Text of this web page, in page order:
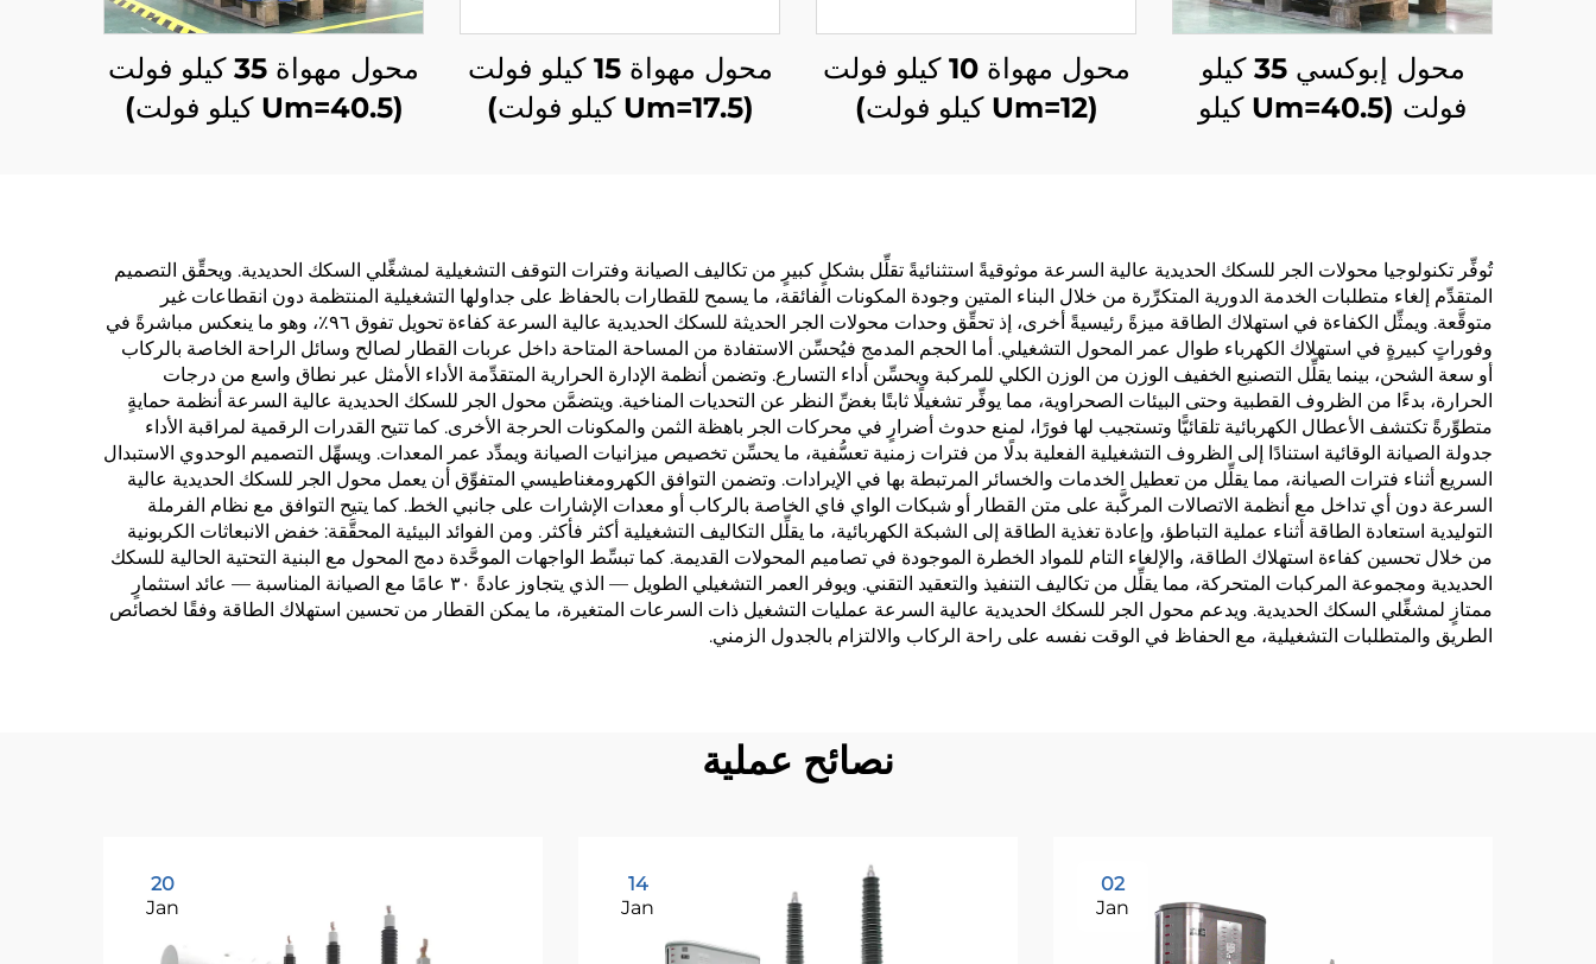
محول إبوكسي 35 كيلو
فولت (Um=40.5 كيلو
محول مهواة 10 كيلو فولت
(Um=12 كيلو فولت)
محول مهواة 15 كيلو فولت
(Um=17.5 كيلو فولت)
محول مهواة 35 كيلو فولت
(Um=40.5 كيلو فولت)
تُوفِّر تكنولوجيا محولات الجر للسكك الحديدية عالية السرعة موثوقيةً استثنائيةً تقلِّل بشكلٍ كبيرٍ من تكاليف الصيانة وفترات التوقف التشغيلية لمشغِّلي السكك الحديدية. ويحقِّق التصميم
المتقدِّم إلغاء متطلبات الخدمة الدورية المتكرِّرة من خلال البناء المتين وجودة المكونات الفائقة، ما يسمح للقطارات بالحفاظ على جداولها التشغيلية المنتظمة دون انقطاعات غير
متوقَّعة. ويمثِّل الكفاءة في استهلاك الطاقة ميزةً رئيسيةً أخرى، إذ تحقِّق وحدات محولات الجر الحديثة للسكك الحديدية عالية السرعة كفاءة تحويل تفوق ٩٦٪، وهو ما ينعكس مباشرةً في
وفوراتٍ كبيرةٍ في استهلاك الكهرباء طوال عمر المحول التشغيلي. أما الحجم المدمج فيُحسِّن الاستفادة من المساحة المتاحة داخل عربات القطار لصالح وسائل الراحة الخاصة بالركاب
أو سعة الشحن، بينما يقلِّل التصنيع الخفيف الوزن من الوزن الكلي للمركبة ويحسِّن أداء التسارع. وتضمن أنظمة الإدارة الحرارية المتقدِّمة الأداء الأمثل عبر نطاق واسع من درجات
الحرارة، بدءًا من الظروف القطبية وحتى البيئات الصحراوية، مما يوفِّر تشغيلًا ثابتًا بغضِّ النظر عن التحديات المناخية. ويتضمَّن محول الجر للسكك الحديدية عالية السرعة أنظمة حمايةٍ
متطوِّرةً تكتشف الأعطال الكهربائية تلقائيًّا وتستجيب لها فورًا، لمنع حدوث أضرارٍ في محركات الجر باهظة الثمن والمكونات الحرجة الأخرى. كما تتيح القدرات الرقمية لمراقبة الأداء
جدولة الصيانة الوقائية استنادًا إلى الظروف التشغيلية الفعلية بدلًا من فترات زمنية تعسُّفية، ما يحسِّن تخصيص ميزانيات الصيانة ويمدِّد عمر المعدات. ويسهِّل التصميم الوحدوي الاستبدال
السريع أثناء فترات الصيانة، مما يقلِّل من تعطيل الخدمات والخسائر المرتبطة بها في الإيرادات. وتضمن التوافق الكهرومغناطيسي المتفوِّق أن يعمل محول الجر للسكك الحديدية عالية
السرعة دون أي تداخل مع أنظمة الاتصالات المركَّبة على متن القطار أو شبكات الواي فاي الخاصة بالركاب أو معدات الإشارات على جانبي الخط. كما يتيح التوافق مع نظام الفرملة
التوليدية استعادة الطاقة أثناء عملية التباطؤ، وإعادة تغذية الطاقة إلى الشبكة الكهربائية، ما يقلِّل التكاليف التشغيلية أكثر فأكثر. ومن الفوائد البيئية المحقَّقة: خفض الانبعاثات الكربونية
من خلال تحسين كفاءة استهلاك الطاقة، والإلغاء التام للمواد الخطرة الموجودة في تصاميم المحولات القديمة. كما تبسِّط الواجهات الموحَّدة دمج المحول مع البنية التحتية الحالية للسكك
الحديدية ومجموعة المركبات المتحركة، مما يقلِّل من تكاليف التنفيذ والتعقيد التقني. ويوفر العمر التشغيلي الطويل — الذي يتجاوز عادةً ٣٠ عامًا مع الصيانة المناسبة — عائد استثمارٍ
ممتازٍ لمشغِّلي السكك الحديدية. ويدعم محول الجر للسكك الحديدية عالية السرعة عمليات التشغيل ذات السرعات المتغيرة، ما يمكن القطار من تحسين استهلاك الطاقة وفقًا لخصائص
الطريق والمتطلبات التشغيلية، مع الحفاظ في الوقت نفسه على راحة الركاب والالتزام بالجدول الزمني.
نصائح عملية
02
Jan
14
Jan
20
Jan